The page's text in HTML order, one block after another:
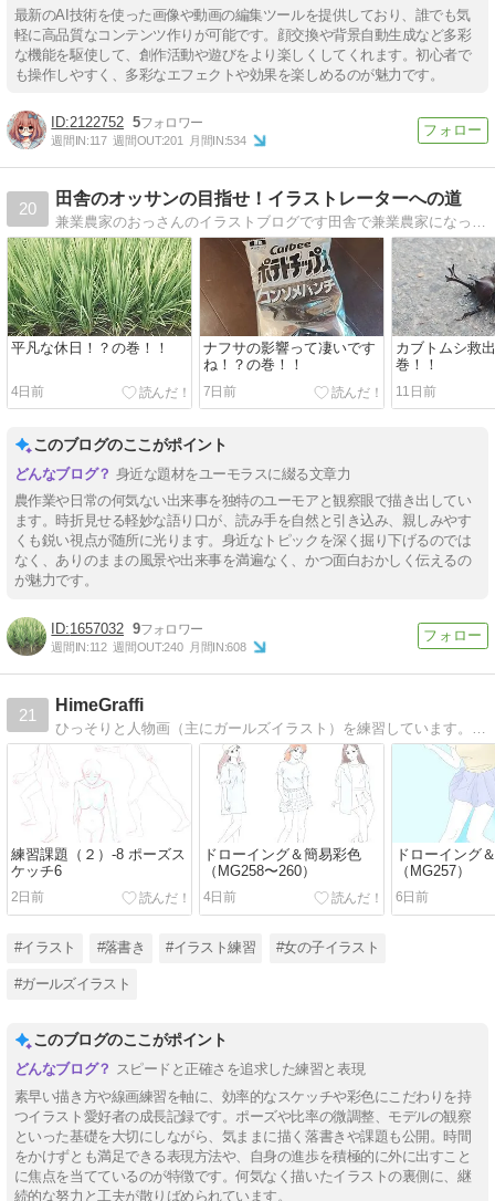
最新のAI技術を使った画像や動画の編集ツールを提供しており、誰でも気
軽に高品質なコンテンツ作りが可能です。顔交換や背景自動生成など多彩
な機能を駆使して、創作活動や遊びをより楽しくしてくれます。初心者で
も操作しやすく、多彩なエフェクトや効果を楽しめるのが魅力です。
2122752 5
週間IN:117 週間OUT:201 月間IN:534
20
田舎のオッサンの目指せ！イラストレーターへの道
兼業農家のおっさんのイラストブログです田舎で兼業農家になったデザイン専門学校卒の男が書いたイラストを紹介していくブログ
平凡な休日！？の巻！！
4日前
ナフサの影響って凄いです
ね！？の巻！！
7日前
カブトムシ救
巻！！
11日前
このブログのここがポイント
身近な題材をユーモラスに綴る文章力
農作業や日常の何気ない出来事を独特のユーモアと観察眼で描き出してい
ます。時折見せる軽妙な語り口が、読み手を自然と引き込み、親しみやす
くも鋭い視点が随所に光ります。身近なトピックを深く掘り下げるのでは
なく、ありのままの風景や出来事を満遍なく、かつ面白おかしく伝えるの
が魅力です。
1657032 9
週間IN:112 週間OUT:240 月間IN:608
21
HimeGraffi
練習課題（２）-8 ポーズス
ケッチ6
2日前
ドローイング＆簡易彩色
（MG258〜260）
4日前
ドローイング
（MG257）
6日前
#イラスト #落書き #イラスト練習 #女の子イラスト
#ガールズイラスト
このブログのここがポイント
スピードと正確さを追求した練習と表現
素早い描き方や線画練習を軸に、効率的なスケッチや彩色にこだわりを持
つイラスト愛好者の成長記録です。ポーズや比率の微調整、モデルの観察
といった基礎を大切にしながら、気ままに描く落書きや課題も公開。時間
をかけずとも満足できる表現方法や、自身の進歩を積極的に外に出すこと
に焦点を当てているのが特徴です。何気なく描いたイラストの裏側に、継
続的な努力と工夫が散りばめられています。